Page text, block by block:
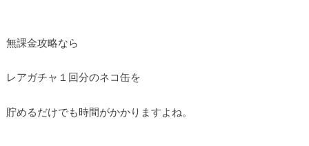
無課金攻略なら
レアガチャ１回分のネコ缶を
貯めるだけでも時間がかかりますよね。